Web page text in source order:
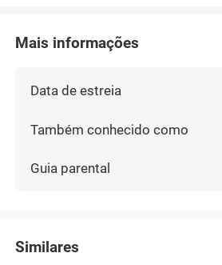
Mais informações
Data de estreia
Também conhecido como
Guia parental
Similares